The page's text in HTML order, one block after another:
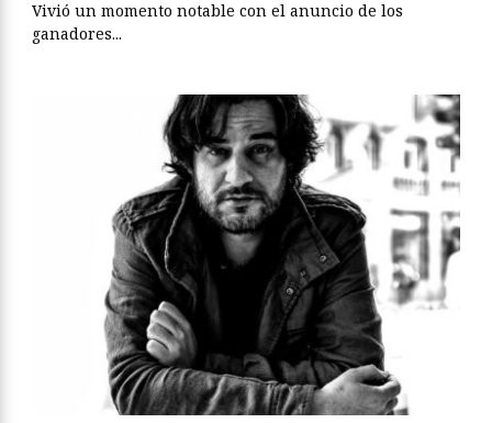
Vivió un momento notable con el anuncio de los
ganadores...